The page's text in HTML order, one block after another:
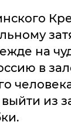
на
в
из